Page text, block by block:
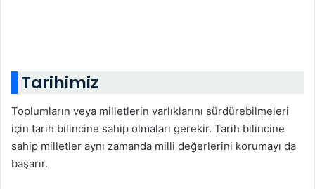
Tarihimiz
Toplumların veya milletlerin varlıklarını sürdürebilmeleri
için tarih bilincine sahip olmaları gerekir. Tarih bilincine
sahip milletler aynı zamanda milli değerlerini korumayı da
başarır.